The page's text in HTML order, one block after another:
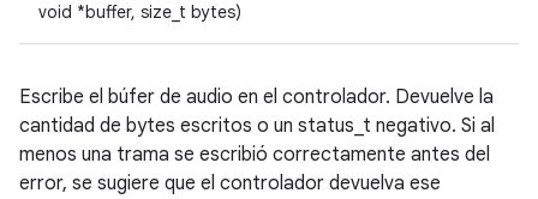
void *buffer, size_t bytes)
Escribe el búfer de audio en el controlador. Devuelve la
cantidad de bytes escritos o un status_t negativo. Si al
menos una trama se escribió correctamente antes del
error, se sugiere que el controlador devuelva ese